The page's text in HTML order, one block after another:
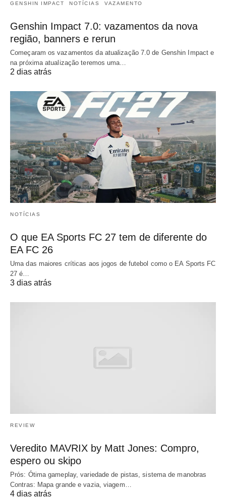
GENSHIN IMPACT NOTÍCIAS VAZAMENTO
Genshin Impact 7.0: vazamentos da nova
região, banners e rerun
Começaram os vazamentos da atualização 7.0 de Genshin Impact e
na próxima atualização teremos uma…
2 dias atrás
NOTÍCIAS
O que EA Sports FC 27 tem de diferente do
EA FC 26
Uma das maiores críticas aos jogos de futebol como o EA Sports FC
27 é…
3 dias atrás
REVIEW
Veredito MAVRIX by Matt Jones: Compro,
espero ou skipo
Prós: Ótima gameplay, variedade de pistas, sistema de manobras
Contras: Mapa grande e vazia, viagem…
4 dias atrás